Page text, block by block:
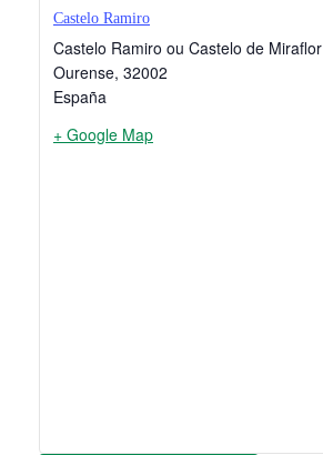
Castelo Ramiro
Castelo Ramiro ou Castelo de Miraflor
Ourense, 32002
España
+ Google Map